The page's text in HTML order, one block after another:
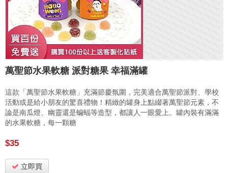
萬聖節水果軟糖 派對糖果 幸福滿罐
這款「萬聖節水果軟糖」充滿節慶氛圍，完美適合萬聖節派對、學校
活動或是給小朋友的驚喜禮物！精緻的罐身上點綴著萬聖節元素，不
論是南瓜燈、幽靈還是蝙蝠等造型，都讓人一眼愛上。罐內裝有滿滿
的水果軟糖，每一顆糖
$35
立即買